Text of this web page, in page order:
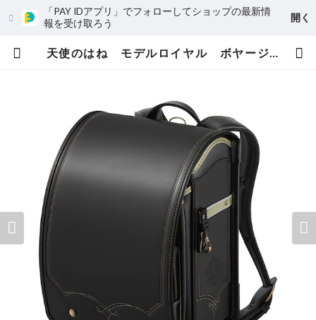
「PAY IDアプリ」でフォローしてショップの最新情
報を受け取ろう
開く
天使のはね モデルロイヤル ボヤージュ 男の子 セイバンのランドセル ６年間保証 送料無料 | 小松屋